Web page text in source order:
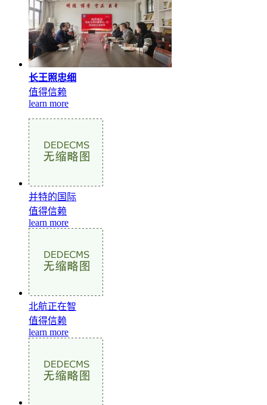
长王照忠细
值得信赖
learn more
并特的国际
值得信赖
learn more
北航正在智
值得信赖
learn more